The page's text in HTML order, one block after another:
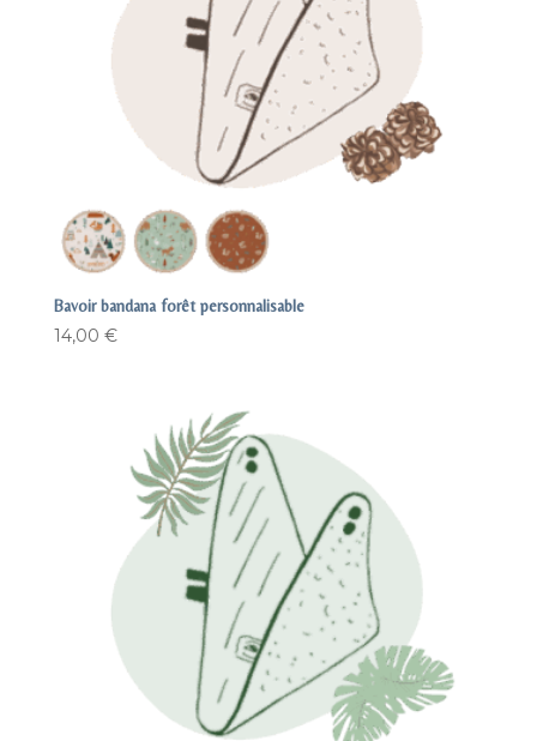
Bavoir bandana forêt personnalisable
14,00 €